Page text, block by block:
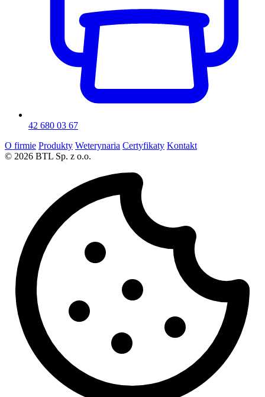
42 680 03 67
O firmie Produkty Weterynaria Certyfikaty Kontakt
© 2026 BTL Sp. z o.o.